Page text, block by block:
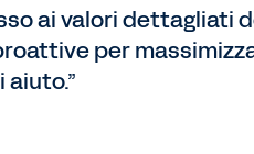
ai valori dettagliati
per